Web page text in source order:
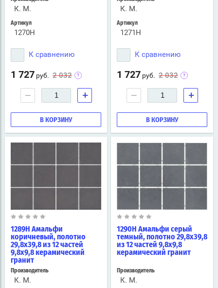
К. М.
Артикул
1270H
К сравнению
2 032
1 727 руб.
− +
В КОРЗИНУ
К. М.
Артикул
1271H
К сравнению
2 032
1 727 руб.
− +
В КОРЗИНУ
1289H Амальфи
коричневый, полотно
29,8х39,8 из 12 частей
9,8х9,8 керамический
гранит
Производитель
К. М.
1290H Амальфи серый
темный, полотно 29,8х39,8
из 12 частей 9,8х9,8
керамический гранит
Производитель
К. М.